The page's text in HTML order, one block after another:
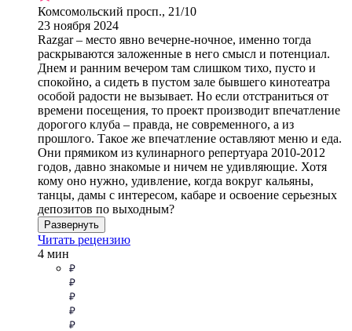
Комсомольский просп., 21/10
23 ноября 2024
Razgar – место явно вечерне-ночное, именно тогда
раскрываются заложенные в него смысл и потенциал.
Днем и ранним вечером там слишком тихо, пусто и
спокойно, а сидеть в пустом зале бывшего кинотеатра
особой радости не вызывает. Но если отстраниться от
времени посещения, то проект производит впечатление
дорогого клуба – правда, не современного, а из
прошлого. Такое же впечатление оставляют меню и еда.
Они прямиком из кулинарного репертуара 2010-2012
годов, давно знакомые и ничем не удивляющие. Хотя
кому оно нужно, удивление, когда вокруг кальяны,
танцы, дамы с интересом, кабаре и освоение серьезных
депозитов по выходным?
Развернуть
Читать рецензию
4 мин